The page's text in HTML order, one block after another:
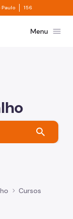
à informação
Paulo Divisor de
156
Menu menu
search
Cursos